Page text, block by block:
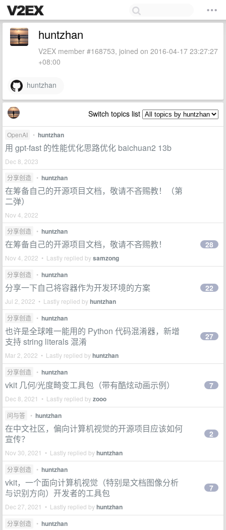
huntzhan
V2EX member #168753, joined on 2016-04-17 23:27:27
+08:00
huntzhan
Switch topics list
OpenAI • huntzhan
用 gpt-fast 的性能优化思路优化 baichuan2 13b
Dec 8, 2023
分享创造
• huntzhan
在筹备自己的开源项目文档，敬请不吝赐教！（第
二弹）
Nov 4, 2022
分享创造
• huntzhan
在筹备自己的开源项目文档，敬请不吝赐教！
Nov 4, 2022 • Lastly replied bysamzong
28
分享创造 • huntzhan
分享一下自己将容器作为开发环境的方案
Jul 2, 2022 • Lastly replied byhuntzhan
22
分享创造 • huntzhan
也许是全球唯一能用的 Python 代码混淆器，新增
支持 string literals 混淆
Mar 2, 2022 • Lastly replied byhuntzhan
27
分享创造 • huntzhan
vkit 几何/光度畸变工具包（带有酷炫动画示例）
Dec 8, 2021 • Lastly replied byzooo
7
问与答 • huntzhan
在中文社区，偏向计算机视觉的开源项目应该如何
宣传？
Nov 30, 2021 • Lastly replied byhuntzhan
2
分享创造 • huntzhan
vkit，一个面向计算机视觉（特别是文档图像分析
与识别方向）开发者的工具包
Dec 27, 2021 • Lastly replied byhuntzhan
7
分享创造 • huntzhan